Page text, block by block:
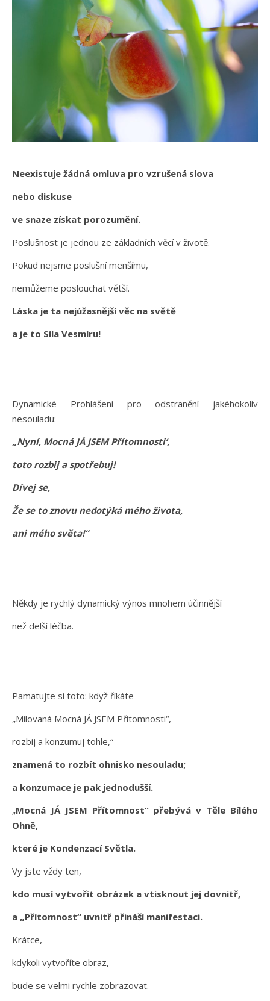
Neexistuje žádná omluva pro vzrušená slova
nebo diskuse
ve snaze získat porozumění.
Poslušnost je jednou ze základních věcí v životě.
Pokud nejsme poslušní menšímu,
nemůžeme poslouchat větší.
Láska je ta nejúžasnější věc na světě
a je to Síla Vesmíru!
Dynamické Prohlášení pro odstranění jakéhokoliv
nesouladu:
„Nyní, Mocná JÁ JSEM Přítomnosti‘,
toto rozbij a spotřebuj!
Dívej se,
Že se to znovu nedotýká mého života,
ani mého světa!“
Někdy je rychlý dynamický výnos mnohem účinnější
než delší léčba.
Pamatujte si toto: když říkáte
„Milovaná Mocná JÁ JSEM Přítomnosti“,
rozbij a konzumuj tohle,“
znamená to rozbít ohnisko nesouladu;
a konzumace je pak jednodušší.
„Mocná JÁ JSEM Přítomnost“ přebývá v Těle Bílého
Ohně,
které je Kondenzací Světla.
Vy jste vždy ten,
kdo musí vytvořit obrázek a vtisknout jej dovnitř,
a „Přítomnost“ uvnitř přináší manifestaci.
Krátce,
kdykoli vytvoříte obraz,
bude se velmi rychle zobrazovat.